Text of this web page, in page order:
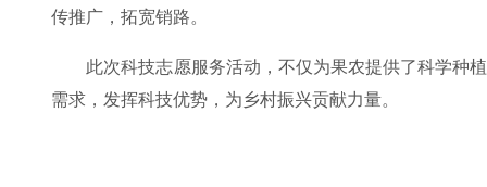
传推广，拓宽销路。
此次科技志愿服务活动，不仅为果农提供了科学种
需求，发挥科技优势，为乡村振兴贡献力量。